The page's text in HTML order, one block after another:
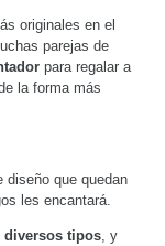
originales en el
parejas de
para regalar a
la forma más
diseño que quedan
les encantará.
diversos tipos, y